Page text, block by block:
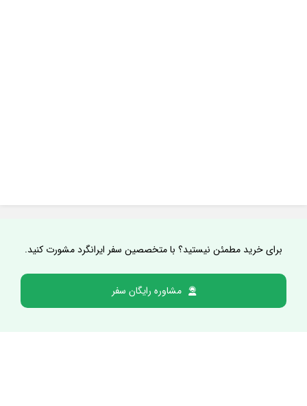
برای خرید مطمئن نیستید؟ با متخصصین سفر ایرانگرد مشورت کنید.
مشاوره رایگان سفر